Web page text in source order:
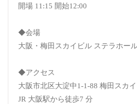
開場 11:15 開始12:00
◆会場
大阪・梅田スカイビル ステラホー
◆アクセス
大阪市北区大淀中1-1-88 梅田スカ
JR 大阪駅から徒歩7 分